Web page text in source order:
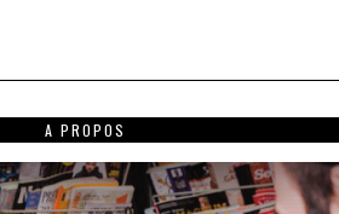
A PROPOS